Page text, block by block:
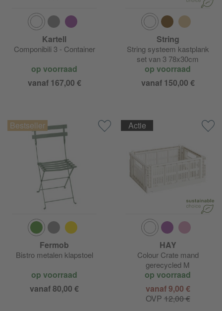
Kartell
Componibili 3 - Container
op voorraad
vanaf 167,00 €
String
String systeem kastplank
set van 3 78x30cm
op voorraad
vanaf 150,00 €
Fermob
Bistro metalen klapstoel
op voorraad
vanaf 80,00 €
Actie
HAY
Colour Crate mand
gerecycled M
op voorraad
vanaf 9,00 €
OVP12,00 €